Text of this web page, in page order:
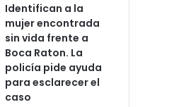
Identifican a la
mujer encontrada
sin vida frente a
Boca Raton. La
policía pide ayuda
para esclarecer el
caso